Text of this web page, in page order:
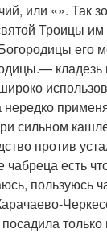
или «». Так
Троицы
его
кладезь
сильном
против
чабреца есть
пользуюсь
только